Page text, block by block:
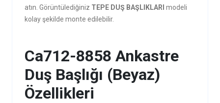
atın. Görüntülediğiniz TEPE DUŞ BAŞLIKLARI modeli
kolay şekilde monte edilebilir.
Ca712-8858 Ankastre
Duş Başlığı (Beyaz)
Özellikleri